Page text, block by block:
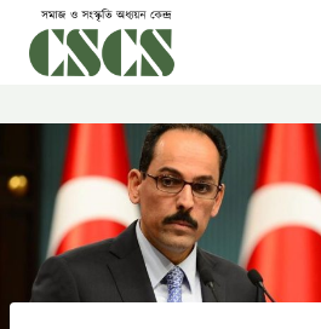
content